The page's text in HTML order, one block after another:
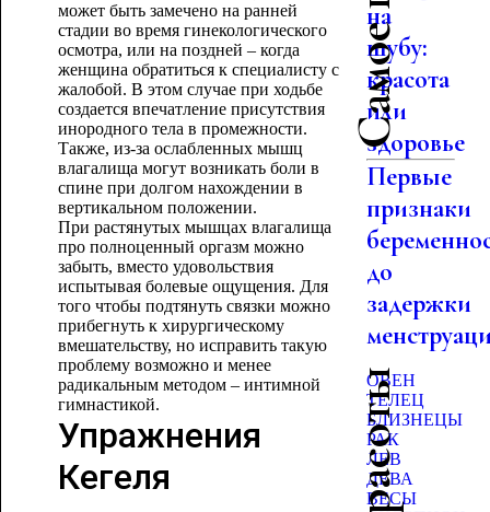
может быть замечено на ранней
стадии во время гинекологического
осмотра, или на поздней – когда
женщина обратиться к специалисту с
жалобой. В этом случае при ходьбе
создается впечатление присутствия
инородного тела в промежности.
Также, из-за ослабленных мышц
влагалища могут возникать боли в
спине при долгом нахождении в
вертикальном положении.
При растянутых мышцах влагалища
про полноценный оргазм можно
забыть, вместо удовольствия
испытывая болевые ощущения. Для
того чтобы подтянуть связки можно
прибегнуть к хирургическому
вмешательству, но исправить такую
проблему возможно и менее
радикальным методом – интимной
гимнастикой.
Упражнения
Кегеля
на
шубу:
красота
или
здоровье
Первые
признаки
до
задержки
ОВЕН
ТЕЛЕЦ
БЛИЗНЕЦЫ
РАК
ЛЕВ
ДЕВА
ВЕСЫ